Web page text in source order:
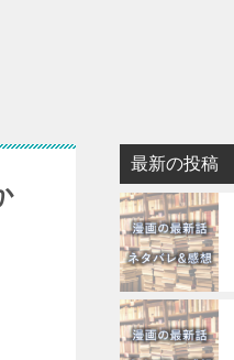
最新の投稿